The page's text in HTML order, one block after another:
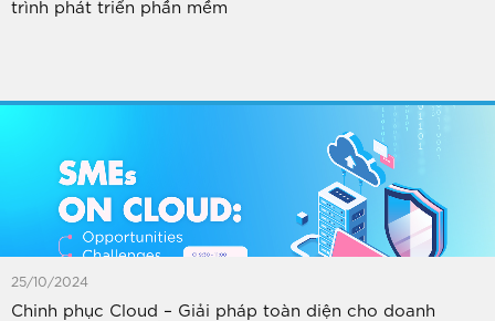
trình phát triển phần mềm
25/10/2024
Chinh phục Cloud – Giải pháp toàn diện cho doanh